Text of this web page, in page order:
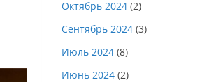
Октябрь 2024 (2)
Сентябрь 2024 (3)
Июль 2024 (8)
Июнь 2024 (2)